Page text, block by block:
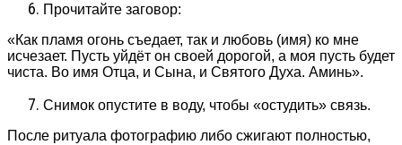
Прочитайте заговор:
«Как пламя огонь съедает, так и любовь (имя) ко мне
исчезает. Пусть уйдёт он своей дорогой, а моя пусть будет
чиста. Во имя Отца, и Сына, и Святого Духа. Аминь».
Снимок опустите в воду, чтобы «остудить» связь.
После ритуала фотографию либо сжигают полностью,